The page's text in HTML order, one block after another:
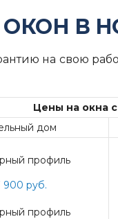
В
на свою
Цены на окна
дом
профиль
900 руб.
профиль